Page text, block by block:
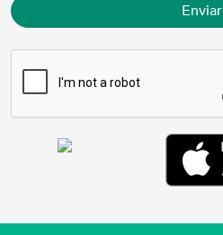
Enviar